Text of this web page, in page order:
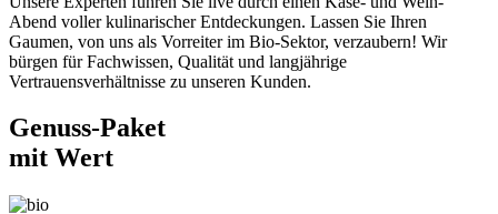
Abend voller kulinarischer Entdeckungen. Lassen Sie Ihren
Gaumen, von uns als Vorreiter im Bio-Sektor, verzaubern! Wir
bürgen für Fachwissen, Qualität und langjährige
Vertrauensverhältnisse zu unseren Kunden.
Genuss-Paket
mit Wert